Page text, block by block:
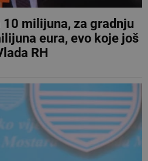
milijuna, za gradnju
eura, evo koje još
RH